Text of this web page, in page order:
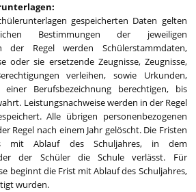
gespeicherten Daten gelten
Bestimmungen der jeweiligen
der Regel werden Schülerstammdaten,
oder sie ersetzende Zeugnisse, Zeugnisse,
verleihen, sowie Urkunden,
Berufsbezeichnung berechtigen, bis
Leistungsnachweise werden in der Regel
Alle übrigen personenbezogenen
Regel nach einem Jahr gelöscht. Die Fristen
mit Ablauf des Schuljahres, in dem
der Schüler die Schule verlässt. Für
beginnt die Frist mit Ablauf des Schuljahres,
wurden.